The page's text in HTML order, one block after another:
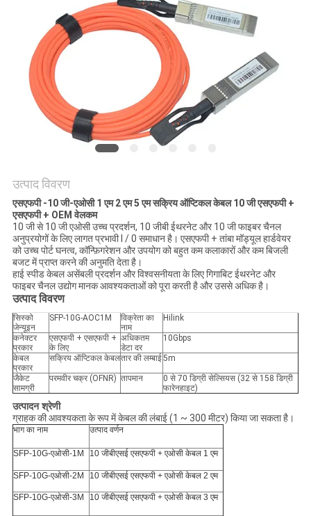
साइटमैप
गोपनीयता
उत्पाद विवरण
एसएफपी -10 जी-एओसी 1 एम 2 एम 5 एम सक्रिय ऑप्टिकल केबल 10 जी एसएफपी +
एसएफपी + OEM वेलकम
10 जी से 10 जी एओसी उच्च प्रदर्शन, 10 जीबी ईथरनेट और 10 जी फाइबर चैनल
अनुप्रयोगों के लिए लागत प्रभावी I / 0 समाधान है। एसएफपी + तांबा मॉड्यूल हार्डवेयर
को उच्च पोर्ट घनत्व, कॉन्फ़िगरेशन और उपयोग को बहुत कम कलाकारों और कम बिजली
बजट में प्राप्त करने की अनुमति देता है।
हाई स्पीड केबल असेंबली प्रदर्शन और विश्वसनीयता के लिए गिगाबिट ईथरनेट और
फाइबर चैनल उद्योग मानक आवश्यकताओं को पूरा करती है और उससे अधिक है।
उत्पाद विवरण
सिस्को
जेन्यूइन
SFP-10G-AOC1M
विक्रेता का
नाम
Hilink
कनेक्टर
प्रकार
एसएफपी + एसएफपी +
के लिए
अधिकतम
डेटा दर
10Gbps
केबल
प्रकार
सक्रिय ऑप्टिकल केबलतार की लम्बाई5m
जैकेट
सामग्री
परमवीर चक्र (OFNR) तापमान
0 से 70 डिग्री सेल्सियस (32 से 158 डिग्री
फारेनहाइट)
उत्पादन श्रेणी
ग्राहक की आवश्यकता के रूप में केबल की लंबाई (1 ~ 300 मीटर) किया जा सकता है।
भाग का नाम उत्पाद वर्णन
SFP-10G-एओसी-1M 10 जीबीएसई एसएफपी + एओसी केबल 1 एम
SFP-10G-एओसी-2M 10 जीबीएसई एसएफपी + एओसी केबल 2 एम
SFP-10G-एओसी-3M 10 जीबीएसई एसएफपी + एओसी केबल 3 एम